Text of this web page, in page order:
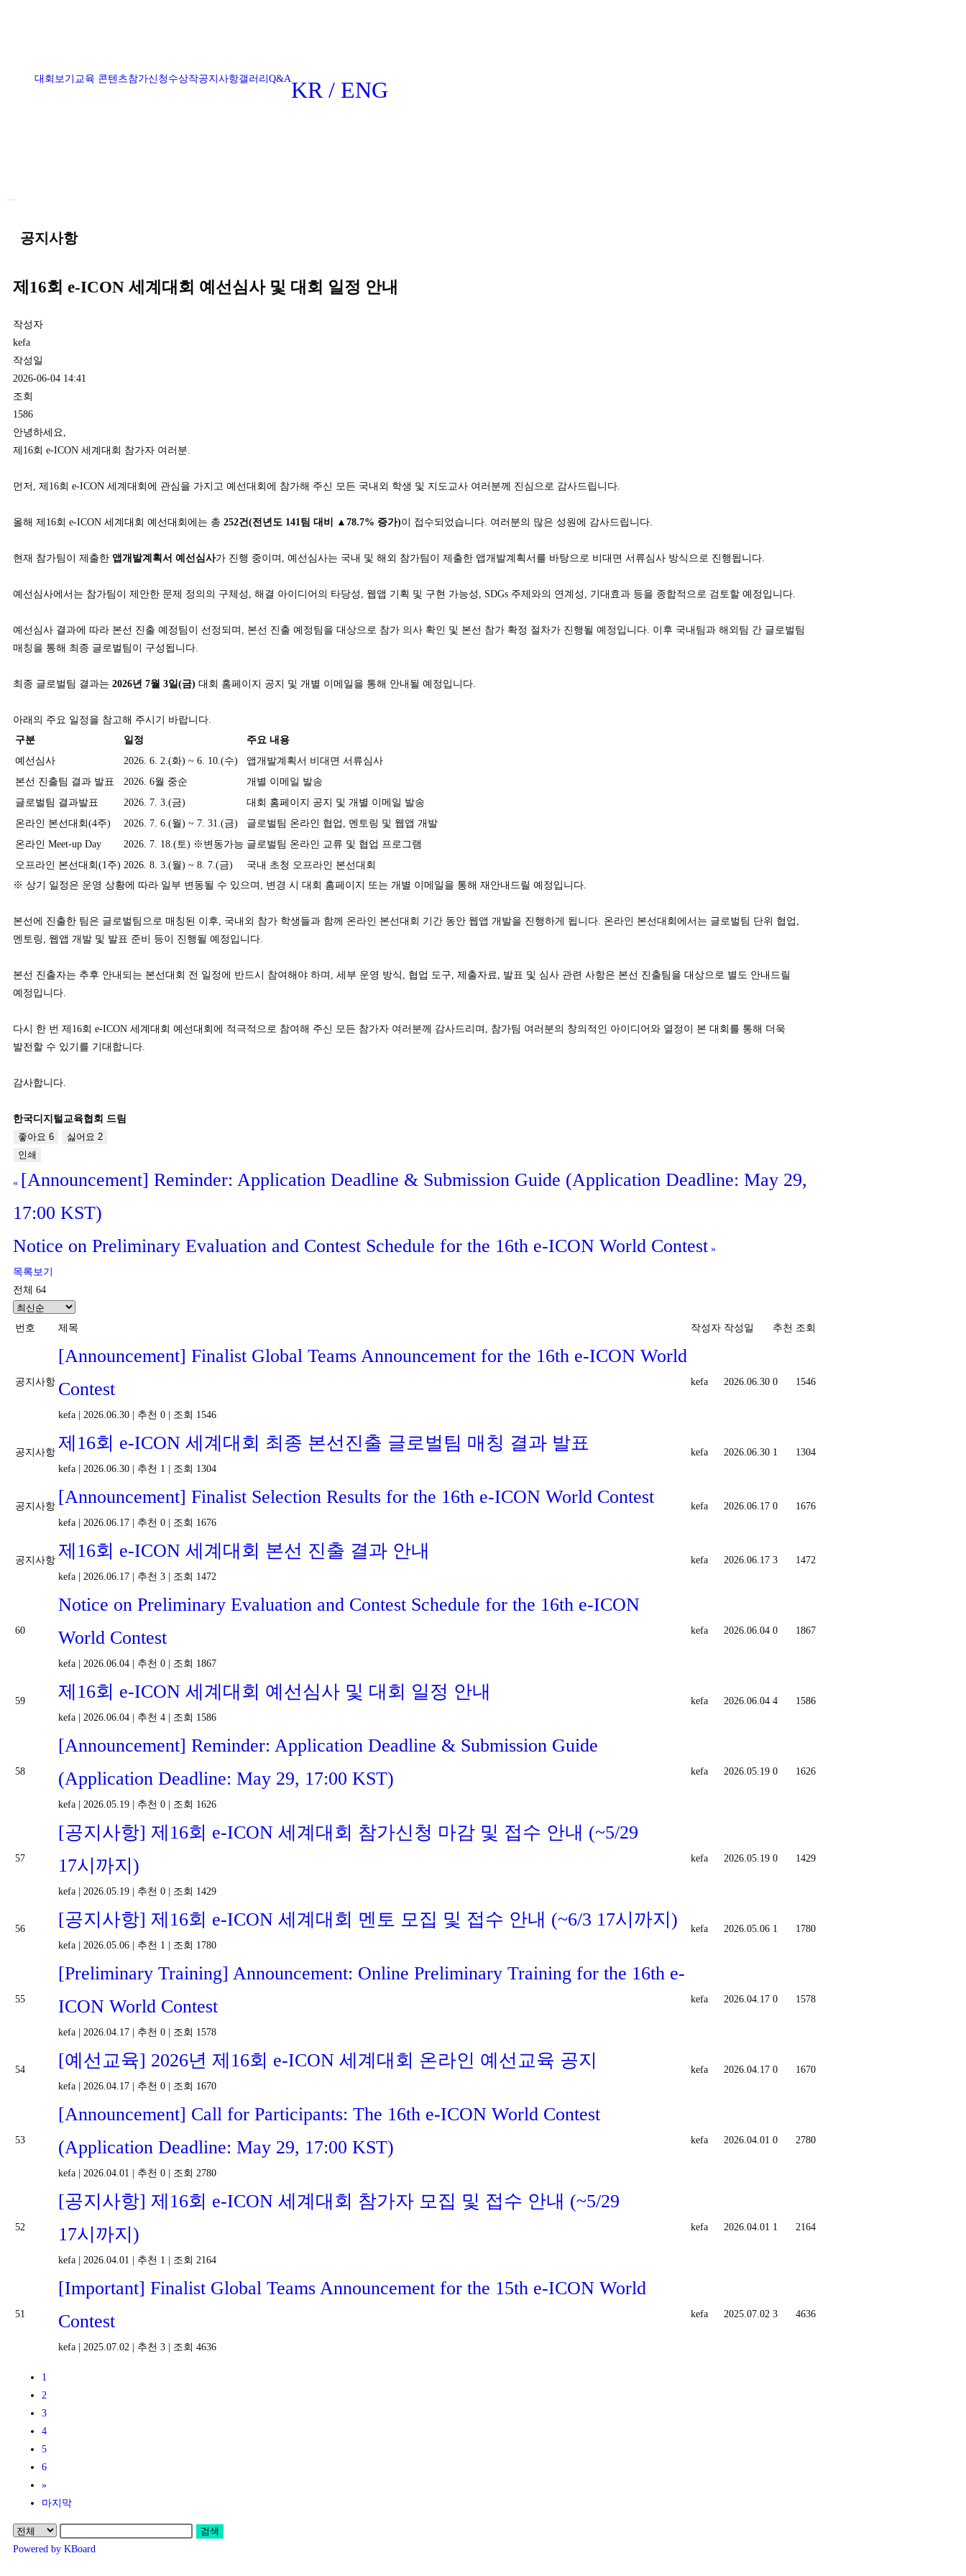
대회보기 교육 콘텐츠참가신청 수상작공지사항갤러리 Q&AKR / ENG
공지사항
제16회 e-ICON 세계대회 예선심사 및 대회 일정 안내
작성자
kefa
작성일
2026-06-04 14:41
조회
1586
안녕하세요,
제16회 e-ICON 세계대회 참가자 여러분.
먼저, 제16회 e-ICON 세계대회에 관심을 가지고 예선대회에 참가해 주신 모든 국내외 학생 및 지도교사 여러분께 진심으로 감사드립니다.
올해 제16회 e-ICON 세계대회 예선대회에는 총 252건(전년도 141팀 대비 ▲78.7% 증가)이 접수되었습니다. 여러분의 많은 성원에 감사드립니다.
현재 참가팀이 제출한 앱개발계획서 예선심사가 진행 중이며, 예선심사는 국내 및 해외 참가팀이 제출한 앱개발계획서를 바탕으로 비대면 서류심사 방식으로 진행됩니다.
예선심사에서는 참가팀이 제안한 문제 정의의 구체성, 해결 아이디어의 타당성, 웹앱 기획 및 구현 가능성, SDGs 주제와의 연계성, 기대효과 등을 종합적으로 검토할 예정입니다.
예선심사 결과에 따라 본선 진출 예정팀이 선정되며, 본선 진출 예정팀을 대상으로 참가 의사 확인 및 본선 참가 확정 절차가 진행될 예정입니다. 이후 국내팀과 해외팀 간 글로벌팀
매칭을 통해 최종 글로벌팀이 구성됩니다.
최종 글로벌팀 결과는 2026년 7월 3일(금) 대회 홈페이지 공지 및 개별 이메일을 통해 안내될 예정입니다.
아래의 주요 일정을 참고해 주시기 바랍니다.
구분
일정
주요 내용
예선심사
2026. 6. 2.(화) ~ 6. 10.(수)
앱개발계획서 비대면 서류심사
본선 진출팀 결과 발표
2026. 6월 중순
개별 이메일 발송
글로벌팀 결과발표
2026. 7. 3.(금)
대회 홈페이지 공지 및 개별 이메일 발송
온라인 본선대회(4주)
2026. 7. 6.(월) ~ 7. 31.(금)
글로벌팀 온라인 협업, 멘토링 및 웹앱 개발
온라인 Meet-up Day
2026. 7. 18.(토) ※변동가능 글로벌팀 온라인 교류 및 협업 프로그램
오프라인 본선대회(1주) 2026. 8. 3.(월) ~ 8. 7.(금)
국내 초청 오프라인 본선대회
※ 상기 일정은 운영 상황에 따라 일부 변동될 수 있으며, 변경 시 대회 홈페이지 또는 개별 이메일을 통해 재안내드릴 예정입니다.
본선에 진출한 팀은 글로벌팀으로 매칭된 이후, 국내외 참가 학생들과 함께 온라인 본선대회 기간 동안 웹앱 개발을 진행하게 됩니다. 온라인 본선대회에서는 글로벌팀 단위 협업,
멘토링, 웹앱 개발 및 발표 준비 등이 진행될 예정입니다.
본선 진출자는 추후 안내되는 본선대회 전 일정에 반드시 참여해야 하며, 세부 운영 방식, 협업 도구, 제출자료, 발표 및 심사 관련 사항은 본선 진출팀을 대상으로 별도 안내드릴
예정입니다.
다시 한 번 제16회 e-ICON 세계대회 예선대회에 적극적으로 참여해 주신 모든 참가자 여러분께 감사드리며, 참가팀 여러분의 창의적인 아이디어와 열정이 본 대회를 통해 더욱
발전할 수 있기를 기대합니다.
감사합니다.
한국디지털교육협회 드림
좋아요 6 싫어요 2
인쇄
« [Announcement] Reminder: Application Deadline & Submission Guide (Application Deadline: May 29,
17:00 KST)
Notice on Preliminary Evaluation and Contest Schedule for the 16th e-ICON World Contest »
목록보기
전체 64
번호 제목 작성자 작성일 추천 조회
공지사항
[Announcement] Finalist Global Teams Announcement for the 16th e-ICON World
Contest
kefa 2026.06.30 추천 0 조회 1546
kefa 2026.06.30 0 1546
공지사항 제16회 e-ICON 세계대회 최종 본선진출 글로벌팀 매칭 결과 발표
kefa 2026.06.30 추천 1 조회 1304
kefa 2026.06.30 1 1304
공지사항 [Announcement] Finalist Selection Results for the 16th e-ICON World Contest
kefa 2026.06.17 추천 0 조회 1676
kefa 2026.06.17 0 1676
공지사항 제16회 e-ICON 세계대회 본선 진출 결과 안내
kefa 2026.06.17 추천 3 조회 1472
kefa 2026.06.17 3 1472
60
Notice on Preliminary Evaluation and Contest Schedule for the 16th e-ICON
World Contest
kefa 2026.06.04 추천 0 조회 1867
kefa 2026.06.04 0 1867
59 제16회 e-ICON 세계대회 예선심사 및 대회 일정 안내
kefa 2026.06.04 추천 4 조회 1586
kefa 2026.06.04 4 1586
58
[Announcement] Reminder: Application Deadline & Submission Guide
(Application Deadline: May 29, 17:00 KST)
kefa 2026.05.19 추천 0 조회 1626
kefa 2026.05.19 0 1626
57
[공지사항] 제16회 e-ICON 세계대회 참가신청 마감 및 접수 안내 (~5/29
17시까지)
kefa 2026.05.19 추천 0 조회 1429
kefa 2026.05.19 0 1429
56 [공지사항] 제16회 e-ICON 세계대회 멘토 모집 및 접수 안내 (~6/3 17시까지)
kefa 2026.05.06 추천 1 조회 1780
kefa 2026.05.06 1 1780
55
[Preliminary Training] Announcement: Online Preliminary Training for the 16th e-
ICON World Contest
kefa 2026.04.17 추천 0 조회 1578
kefa 2026.04.17 0 1578
54 [예선교육] 2026년 제16회 e-ICON 세계대회 온라인 예선교육 공지
kefa 2026.04.17 추천 0 조회 1670
kefa 2026.04.17 0 1670
53
[Announcement] Call for Participants: The 16th e-ICON World Contest
(Application Deadline: May 29, 17:00 KST)
kefa 2026.04.01 추천 0 조회 2780
kefa 2026.04.01 0 2780
52
[공지사항] 제16회 e-ICON 세계대회 참가자 모집 및 접수 안내 (~5/29
17시까지)
kefa 2026.04.01 추천 1 조회 2164
kefa 2026.04.01 1 2164
51
[Important] Finalist Global Teams Announcement for the 15th e-ICON World
Contest
kefa 2025.07.02 추천 3 조회 4636
kefa 2025.07.02 3 4636
1
2
3
4
5
6
»
마지막
검색
Powered by KBoard